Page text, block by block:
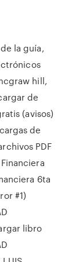
la guía,
hill,
de
(avisos)
de
PDF
6ta
#1)
libro